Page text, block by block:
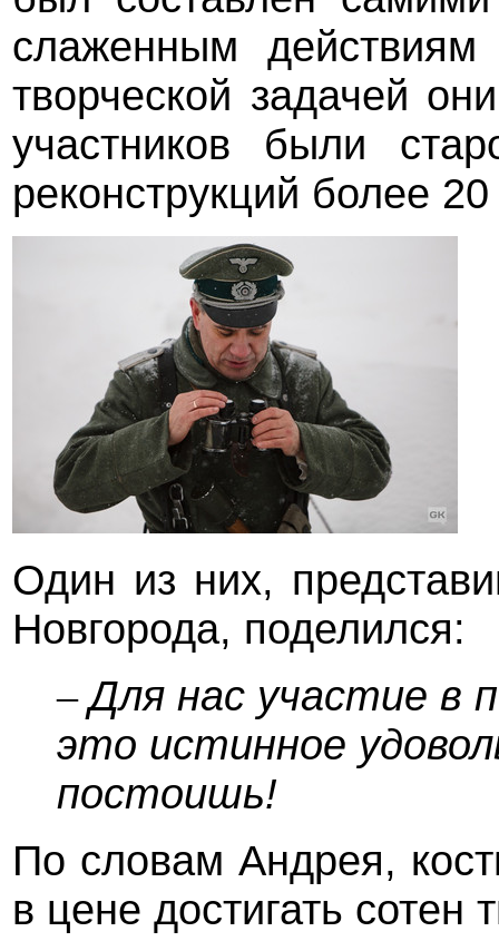
слаженным
творческой задачей
участников были
реконструкций более
Один из них,
Новгорода, поделился:
–Для нас участие в
это истинное
постоишь!
По словам Андрея,
в цене достигать сотен